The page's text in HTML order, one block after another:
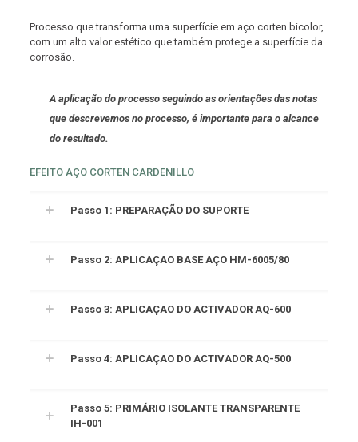
Processo que transforma uma superfície em aço corten bicolor,
com um alto valor estético que também protege a superfície da
corrosão.
A aplicação do processo seguindo as orientações das notas
que descrevemos no processo, é importante para o alcance
do resultado.
EFEITO AÇO CORTEN CARDENILLO
Passo 1: PREPARAÇÃO DO SUPORTE
Passo 2: APLICAÇAO BASE AÇO HM-6005/80
Passo 3: APLICAÇAO DO ACTIVADOR AQ-600
Passo 4: APLICAÇAO DO ACTIVADOR AQ-500
Passo 5: PRIMÁRIO ISOLANTE TRANSPARENTE
IH-001